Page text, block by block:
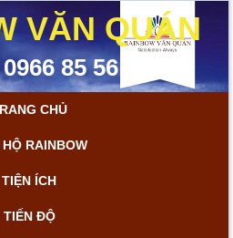
VĂN QUÁN
85 56 85
CHỦ
RAINBOW
TIỆN ÍCH
TIẾN ĐỘ